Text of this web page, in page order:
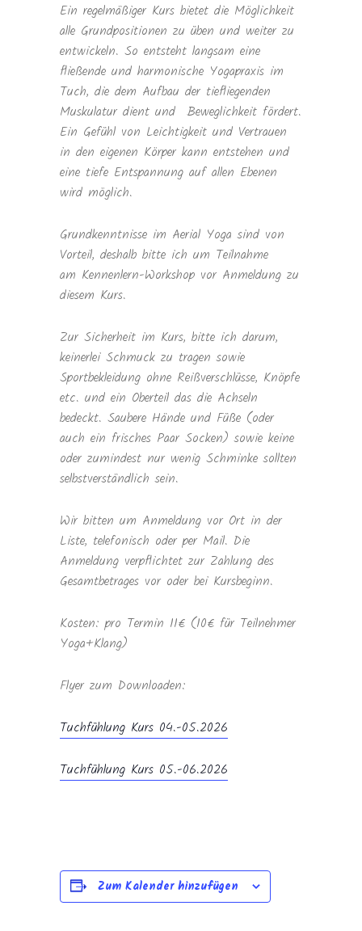
Ein regelmäßiger Kurs bietet die Möglichkeit
alle Grundpositionen zu üben und weiter zu
entwickeln. So entsteht langsam eine
fließende und harmonische Yogapraxis im
Tuch, die dem Aufbau der tiefliegenden
Muskulatur dient und Beweglichkeit fördert.
Ein Gefühl von Leichtigkeit und Vertrauen
in den eigenen Körper kann entstehen und
eine tiefe Entspannung auf allen Ebenen
wird möglich.
Grundkenntnisse im Aerial Yoga sind von
Vorteil, deshalb bitte ich um Teilnahme
am Kennenlern-Workshop vor Anmeldung zu
diesem Kurs.
Zur Sicherheit im Kurs, bitte ich darum,
keinerlei Schmuck zu tragen sowie
Sportbekleidung ohne Reißverschlüsse, Knöpfe
etc. und ein Oberteil das die Achseln
bedeckt. Saubere Hände und Füße (oder
auch ein frisches Paar Socken) sowie keine
oder zumindest nur wenig Schminke sollten
selbstverständlich sein.
Wir bitten um Anmeldung vor Ort in der
Liste, telefonisch oder per Mail. Die
Anmeldung verpflichtet zur Zahlung des
Gesamtbetrages vor oder bei Kursbeginn.
Kosten: pro Termin 11€ (10€ für Teilnehmer
Yoga+Klang)
Flyer zum Downloaden:
Tuchfühlung Kurs 04.-05.2026
Tuchfühlung Kurs 05.-06.2026
Zum Kalender hinzufügen